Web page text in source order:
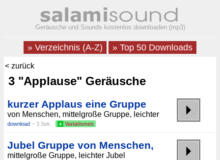
Geräusche und Sounds kostenlos downloaden (mp3)
» Verzeichnis (A-Z) » Top 50 Downloads
< zurück
3 "Applause" Geräusche
kurzer Applaus eine Gruppe
von Menschen, mittelgroße Gruppe, leichter
download ~ 3 Sek. + Variationen
Jubel Gruppe von Menschen,
mittelgroße Gruppe, leichter Jubel